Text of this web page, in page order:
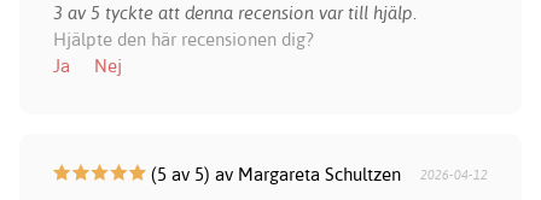
3 av 5 tyckte att denna recension var till hjälp.
Hjälpte den här recensionen dig?
Ja
Nej
(5 av 5) av Margareta Schultzen 2026-04-12